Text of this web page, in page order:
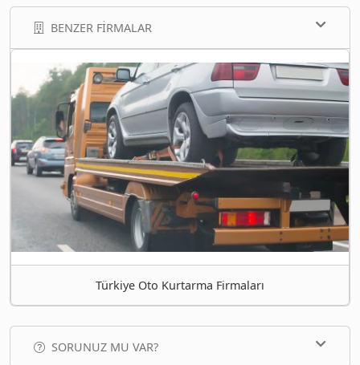
BENZER FIRMALAR
Türkiye Oto Kurtarma Firmaları
SORUNUZ MU VAR?